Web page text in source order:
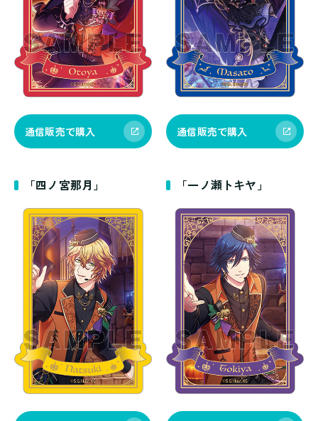
通信販売で購入 通信販売で購入
「四ノ宮那月」 「一ノ瀬トキヤ」